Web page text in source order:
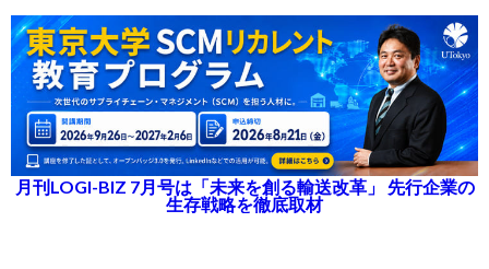
月刊LOGI-BIZ 7月号は「未来を創る輸送改革」 先行企業の
生存戦略を徹底取材